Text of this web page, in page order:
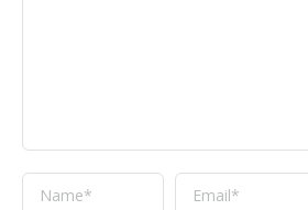
Name * Email *